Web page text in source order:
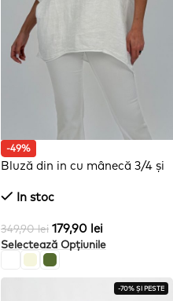
-49%
Bluză din in cu mânecă 3/4 și
In stoc
349,90lei 179,90 lei
Selectează Opțiunile
-70% ȘI PESTE